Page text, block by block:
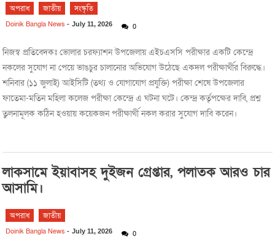
অপরাধ জাতীয় সংস্কৃতি
Doinik Bangla News -July 11, 2026 0
নিজস্ব প্রতিবেদকঃ ভোলার চরফ্যাশন উপজেলায় এইচএসসি পরীক্ষার একটি কেন্দ্রে
নকলের সুযোগ না পেয়ে ভাঙচুর চালানোর অভিযোগ উঠেছে একদল পরীক্ষার্থীর বিরুদ্ধে।
শনিবার (১১ জুলাই) আইসিটি (তথ্য ও যোগাযোগ প্রযুক্তি) পরীক্ষা শেষে উপজেলার
ফাতেমা-মতিন মহিলা কলেজ পরীক্ষা কেন্দ্রে এ ঘটনা ঘটে। কেন্দ্র কর্তৃপক্ষের দাবি, প্রশ্ন
তুলনামূলক কঠিন হওয়ায় কয়েকজন পরীক্ষার্থী নকল করার সুযোগ দাবি করেন।
লাকসামে ইয়াবাসহ দুইজন গ্রেপ্তার, পলাতক আরও চার
আসামি।
অপরাধ জাতীয়
Doinik Bangla News -July 11, 2026 0